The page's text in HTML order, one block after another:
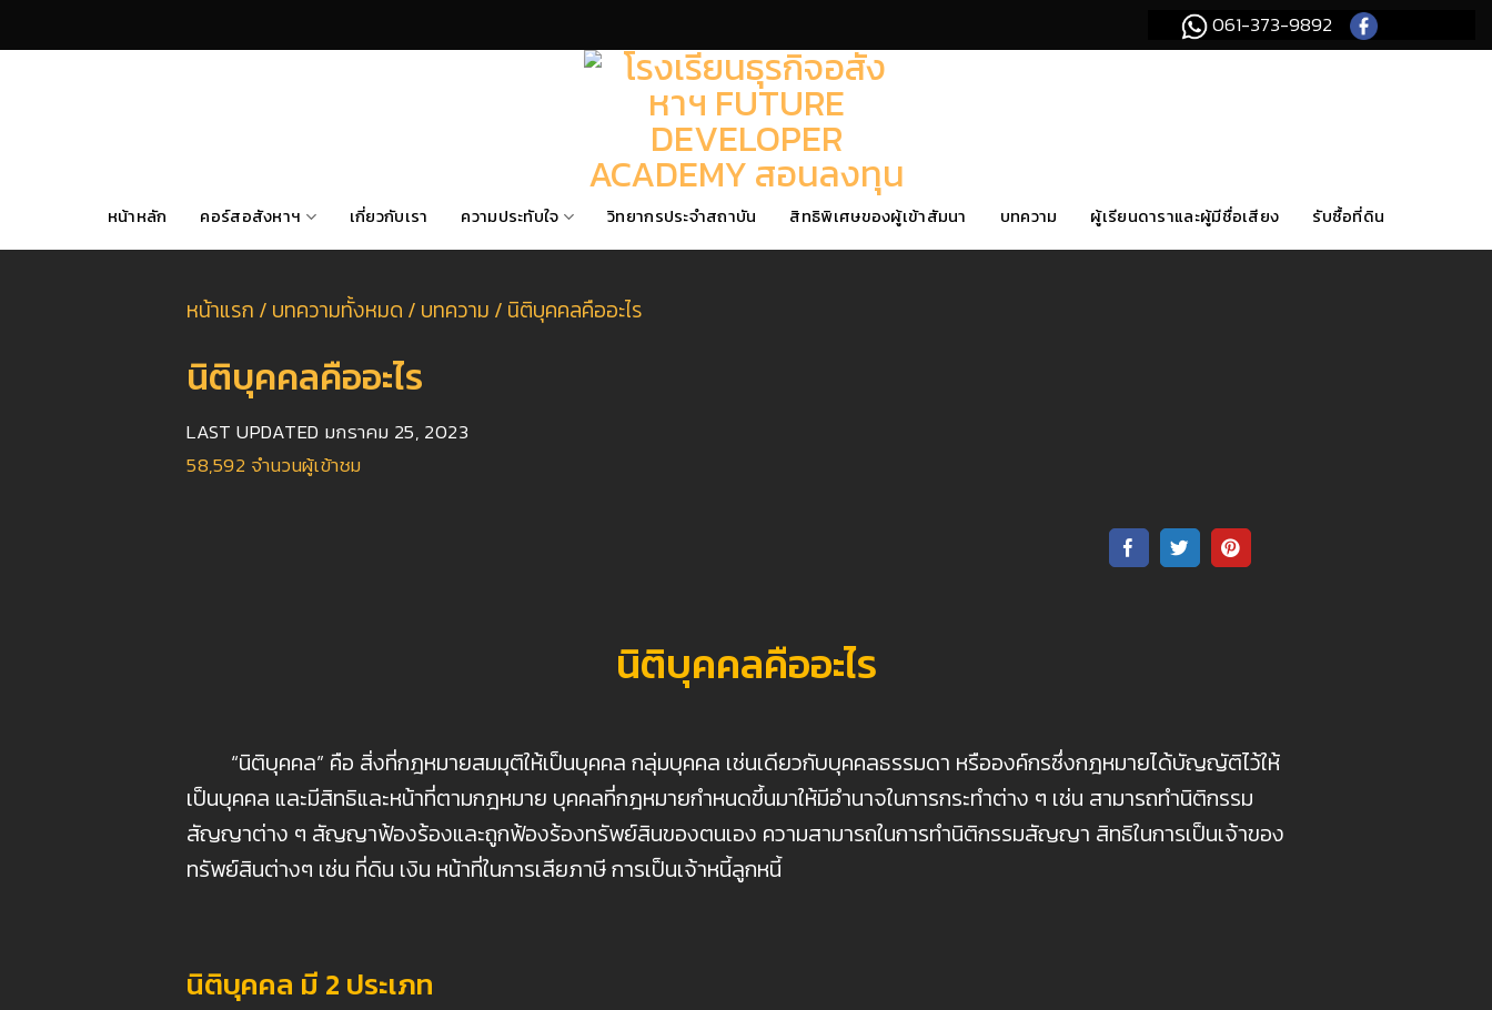
061-373-9892
หน้าหลัก คอร์สอสังหาฯ เกี่ยวกับเรา ความประทับใจ วิทยากรประจำสถาบัน สิทธิพิเศษของผู้เข้าสัมนา บทความ ผู้เรียนดาราและผู้มีชื่อเสียง รับซื้อที่ดิน
หน้าแรก / บทความทั้งหมด / บทความ / นิติบุคคลคืออะไร
นิติบุคคลคืออะไร
LAST UPDATED มกราคม 25, 2023
58,592 จำนวนผู้เข้าชม
นิติบุคคลคืออะไร
“นิติบุคคล” คือ สิ่งที่กฎหมายสมมุติให้เป็นบุคคล กลุ่มบุคคล เช่นเดียวกับบุคคลธรรมดา หรือองค์กรซึ่งกฎหมายได้บัญญัติไว้ให้
เป็นบุคคล และมีสิทธิและหน้าที่ตามกฎหมาย บุคคลที่กฎหมายกำหนดขึ้นมาให้มีอำนาจในการกระทำต่าง ๆ เช่น สามารถทำนิติกรรม
สัญญาต่าง ๆ สัญญาฟ้องร้องและถูกฟ้องร้องทรัพย์สินของตนเอง ความสามารถในการทำนิติกรรมสัญญา สิทธิในการเป็นเจ้าของ
ทรัพย์สินต่างๆ เช่น ที่ดิน เงิน หน้าที่ในการเสียภาษี การเป็นเจ้าหนี้ลูกหนี้
นิติบุคคล มี 2 ประเภท